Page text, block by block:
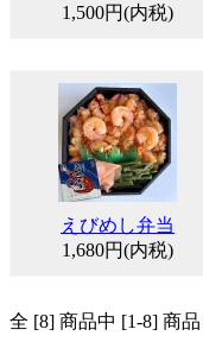
1,500円(内税)
えびめし弁当
1,680円(内税)
全 [8] 商品中 [1-8] 商